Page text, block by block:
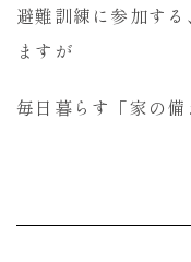
避難訓練に参加す
ますが
毎日暮らす「家の備